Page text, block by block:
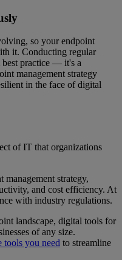
so your endpoint
it. Conducting regular
best practice — it's a
management strategy
in the face of digital
of IT that organizations
strategy,
and cost efficiency. At
with industry regulations.
landscape, digital tools for
of any size.
you need to streamline